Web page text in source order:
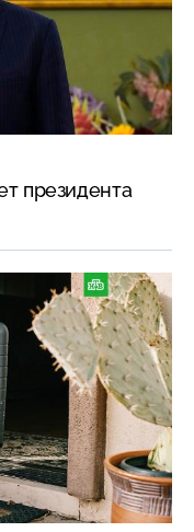
президента